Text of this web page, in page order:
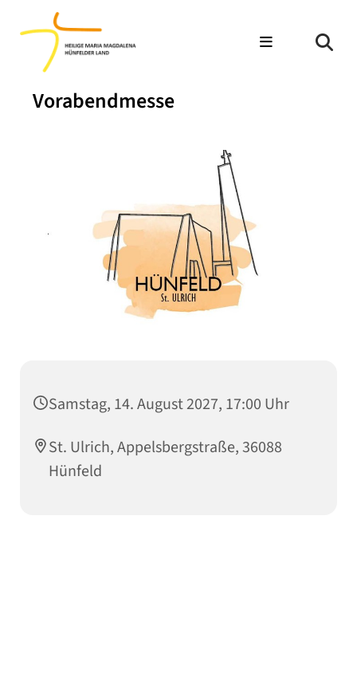
Vorabendmesse
Samstag, 14. August 2027, 17:00 Uhr
St. Ulrich, Appelsbergstraße, 36088
Hünfeld